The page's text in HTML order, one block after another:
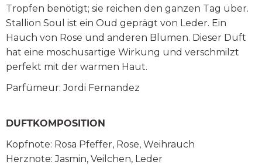
Tropfen benötigt; sie reichen den ganzen Tag über.
Stallion Soul ist ein Oud geprägt von Leder. Ein
Hauch von Rose und anderen Blumen. Dieser Duft
hat eine moschusartige Wirkung und verschmilzt
perfekt mit der warmen Haut.
Parfümeur: Jordi Fernandez
DUFTKOMPOSITION
Kopfnote: Rosa Pfeffer, Rose, Weihrauch
Herznote: Jasmin, Veilchen, Leder